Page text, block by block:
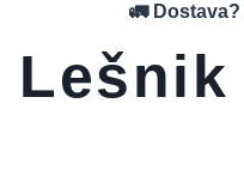
🚛 Dostava?
Lešnik